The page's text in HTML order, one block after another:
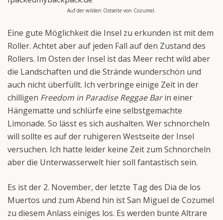
Auf der wilden Ostseite von Cozumel.
Eine gute Möglichkeit die Insel zu erkunden ist mit dem
Roller. Achtet aber auf jeden Fall auf den Zustand des
Rollers. Im Osten der Insel ist das Meer recht wild aber
die Landschaften und die Strände wunderschön und
auch nicht überfüllt. Ich verbringe einige Zeit in der
chilligen Freedom in Paradise Reggae Barin einer
Hängematte und schlürfe eine selbstgemachte
Limonade. So lässt es sich aushalten. Wer schnorcheln
will sollte es auf der ruhigeren Westseite der Insel
versuchen. Ich hatte leider keine Zeit zum Schnorcheln
aber die Unterwasserwelt hier soll fantastisch sein.
Es ist der 2. November, der letzte Tag des Dia de los
Muertos und zum Abend hin ist San Miguel de Cozumel
zu diesem Anlass einiges los. Es werden bunte Altrare